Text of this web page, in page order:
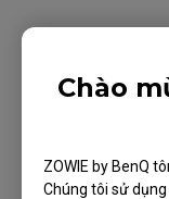
Chào
ZOWIE by BenQ
Chúng tôi sử
for